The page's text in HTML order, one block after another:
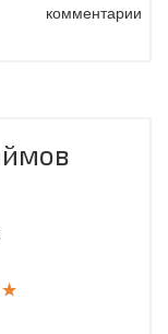
комментарии